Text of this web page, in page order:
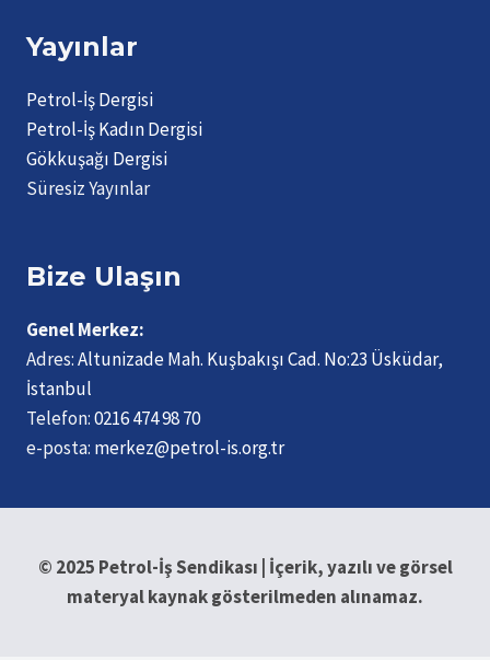
Yayınlar
Petrol-İş Dergisi
Petrol-İş Kadın Dergisi
Gökkuşağı Dergisi
Süresiz Yayınlar
Bize Ulaşın
Genel Merkez:
Adres:Altunizade Mah. Kuşbakışı Cad. No:23 Üsküdar,
İstanbul
Telefon:0216 474 98 70
e-posta: merkez@petrol-is.org.tr
© 2025 Petrol-İş Sendikası | İçerik, yazılı ve görsel
materyal kaynak gösterilmeden alınamaz.